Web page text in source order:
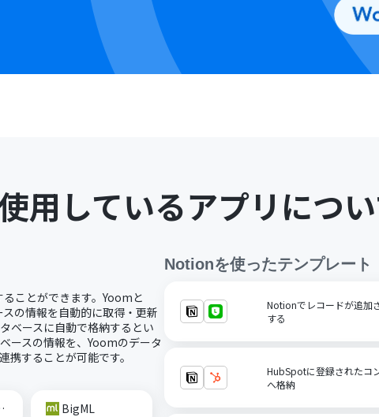
用しているアプリにつ
ことができます。Yoomと
の情報を自動的に取得・更新
ベースに自動で格納するとい
ースの情報を、Yoomのデータ
携することが可能です。
） BigML
Notionを使ったテンプレート
Notionでレコードが追加
する
HubSpotに登録されたコ
へ格納